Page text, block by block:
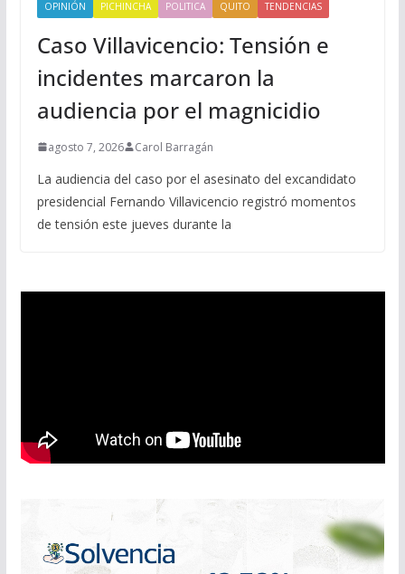
OPINIÓN
PICHINCHA POLITICA QUITO TENDENCIAS
Caso Villavicencio: Tensión e
incidentes marcaron la
audiencia por el magnicidio
agosto 7, 2026 Carol Barragán
La audiencia del caso por el asesinato del excandidato
presidencial Fernando Villavicencio registró momentos
de tensión este jueves durante la